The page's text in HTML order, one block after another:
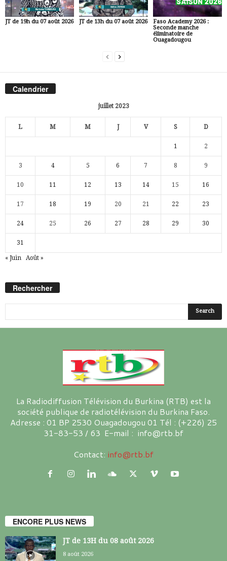
JT de 19h du 07 août 2026 JT de 13h du 07 août 2026
Faso Academy 2026 :
Seconde manche
éliminatoire de
Ouagadougou
Calendrier
juillet 2023
L M M J V S D
1 2
3 4 5 6 7 8 9
10 11 12 13 14 15 16
17 18 19 20 21 22 23
24 25 26 27 28 29 30
31
« Juin Août »
Rechercher
La Radiodiffusion Télévision du Burkina (RTB) est la
société publique de radiotélévision du Burkina Faso.
Adresse : 01 BP 2530 Ouagadougou 01 Tél : (+226) 25
31-83-53 / 63 E-mail : info@rtb.bf
Contact: info@rtb.bf
ENCORE PLUS NEWS
JT de 13H du 08 août 2026
8 août 2026